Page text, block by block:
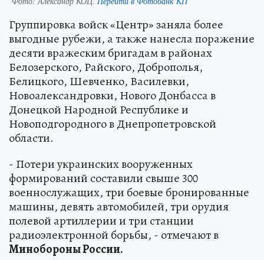
Группировка войск «Центр» заняла более
выгодные рубежи, а также нанесла поражение
десяти вражеским бригадам в районах
Белозерского, Райского, Доброполья,
Белицкого, Шевченко, Василевки,
Новоалександровки, Нового Донбасса в
Донецкой Народной Республике и
Новоподгородного в Днепропетровской
области.
- Потери украинских вооруженных
формирований составили свыше 300
военнослужащих, три боевые бронированные
машины, девять автомобилей, три орудия
полевой артиллерии и три станции
радиоэлектронной борьбы, - отмечают в
Минобороны России.